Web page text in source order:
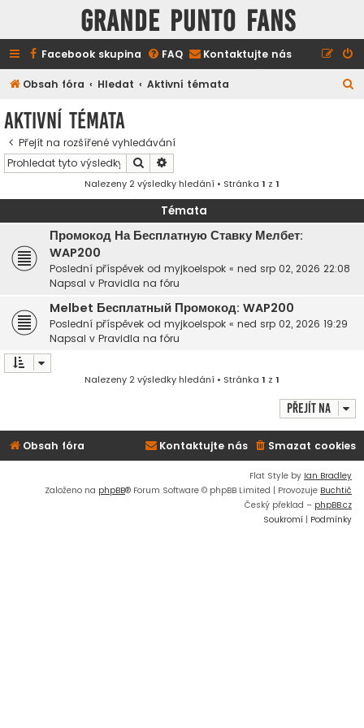
GRANDE PUNTO FANS
Facebook skupina FAQ Kontaktujte nás
Obsah fóra Hledat Aktivní témata
Aktivní témata
Přejít na rozšířené vyhledávání
Hledat
Nalezeny 2 výsledky hledání • Stránka 1 z 1
Témata
Промокод На Бесплатную Ставку Мелбет:
WAP200
Poslední příspěvek od myjkoelspok « ned srp 02, 2026 22:08
Napsal v Pravidla na fóru
Melbet Бесплатный Промокод: WAP200
Poslední příspěvek od myjkoelspok « ned srp 02, 2026 19:29
Napsal v Pravidla na fóru
Nalezeny 2 výsledky hledání • Stránka 1 z 1
Přejít na
Obsah fóra Smazat cookies
Kontaktujte nás
Flat Style by Ian Bradley
Založeno na phpBB® Forum Software © phpBB Limited | Provozuje Buchtič
Český překlad – phpBB.cz
Soukromí | Podmínky